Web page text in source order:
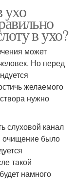
ухо
в ухо?
может
Но перед
желаемого
нужно
слуховой канал
очищение было
такой
намного